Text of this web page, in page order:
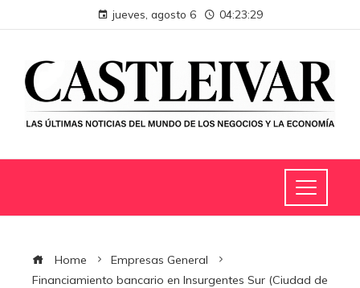
jueves, agosto 6 04:23:30
Home
Empresas General
Financiamiento bancario en Insurgentes Sur (Ciudad de